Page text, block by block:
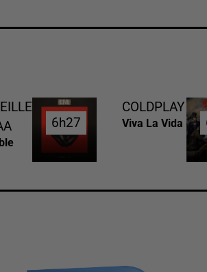
6h27
6h27
COLDPLAY
Viva La Vida